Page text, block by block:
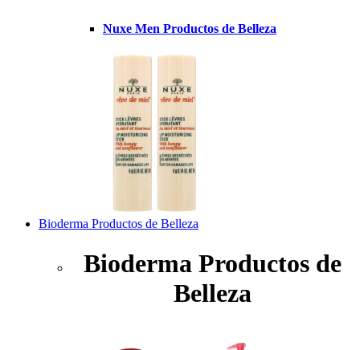
Nuxe Men Productos de Belleza
Bioderma Productos de Belleza
Bioderma Productos de
Belleza